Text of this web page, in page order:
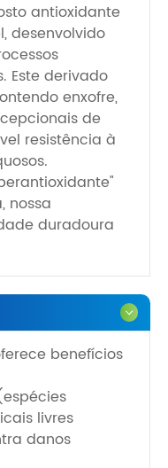
antioxidante
desenvolvido
Este derivado
enxofre,
de
resistência à
nossa
duradoura
benefícios
livres
danos